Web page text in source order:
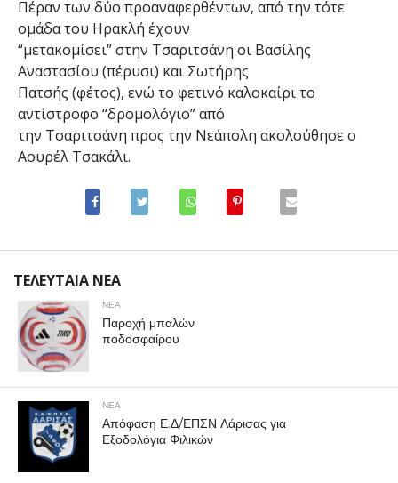
Πέραν των δύο προαναφερθέντων, από την τότε
ομάδα του Ηρακλή έχουν
“μετακομίσει” στην Τσαριτσάνη οι Βασίλης
Αναστασίου (πέρυσι) και Σωτήρης
Πατσής (φέτος), ενώ το φετινό καλοκαίρι το
αντίστροφο “δρομολόγιο” από
την Τσαριτσάνη προς την Νεάπολη ακολούθησε ο
Αουρέλ Τσακάλι.
ΤΕΛΕΥΤΑΙΑ ΝΕΑ
ΝΕΑ
Παροχή μπαλών
ποδοσφαίρου
ΝΕΑ
Απόφαση Ε.Δ/ΕΠΣΝ Λάρισας για
Εξοδολόγια Φιλικών